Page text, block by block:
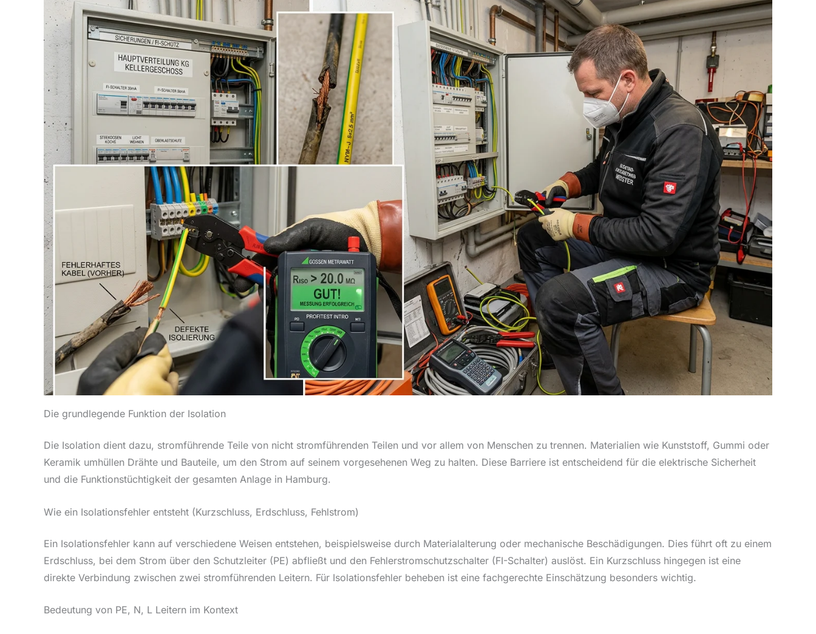
Die grundlegende Funktion der Isolation
Die Isolation dient dazu, stromführende Teile von nicht stromführenden Teilen und vor allem von Menschen zu trennen. Materialien wie Kunststoff, Gummi oder
Keramik umhüllen Drähte und Bauteile, um den Strom auf seinem vorgesehenen Weg zu halten. Diese Barriere ist entscheidend für die elektrische Sicherheit
und die Funktionstüchtigkeit der gesamten Anlage in Hamburg.
Wie ein Isolationsfehler entsteht (Kurzschluss, Erdschluss, Fehlstrom)
Ein Isolationsfehler kann auf verschiedene Weisen entstehen, beispielsweise durch Materialalterung oder mechanische Beschädigungen. Dies führt oft zu einem
Erdschluss, bei dem Strom über den Schutzleiter (PE) abfließt und den Fehlerstromschutzschalter (FI-Schalter) auslöst. Ein Kurzschluss hingegen ist eine
direkte Verbindung zwischen zwei stromführenden Leitern. Für Isolationsfehler beheben ist eine fachgerechte Einschätzung besonders wichtig.
Bedeutung von PE, N, L Leitern im Kontext